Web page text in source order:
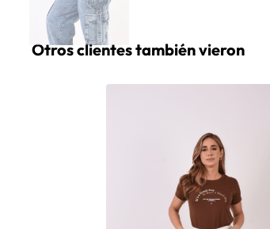
Otros clientes también vieron